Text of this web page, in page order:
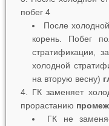
побег 4
После
корень. Побег
стратификации,
холодной
на вторую весну)
4. ГК заменяет
прорастанию
ГК не